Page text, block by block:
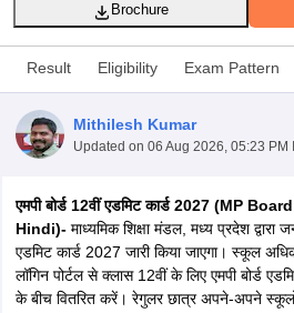
FA1 Exam Time Table 2026AP FA1
12th Supplementary Result 2026
CBSE 10th Second Board Result
HS Result 2026
CBSE Class 12
Brochure
Result Eligibility Exam Pattern
Mithilesh Kumar
Updated on 06 Aug 2026, 05:23 PM
एमपी बोर्ड 12वीं एडमिट कार्ड 2027 (MP
Hindi)-माध्यमिक शिक्षा मंडल, मध्य प्रदेश
एडमिट कार्ड 2027 जारी किया जाएगा। स्कूल
लॉगिन पोर्टल से क्लास 12वीं के लिए एमपी बोर्ड
के बीच वितरित करें। रेगुलर छात्र अपने-अपने